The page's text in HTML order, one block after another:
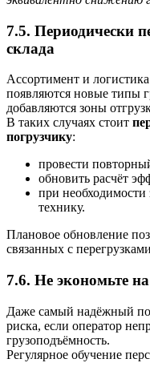
7.5. Периодически
склада
Ассортимент и
появляются новые типы
добавляются зоны
В таких случаях стоит
погрузчику:
провести
обновить расчёт
при необходимости
технику.
Плановое обновление
связанных с
7.6. Не экономьте
Даже самый надёжный
риска, если оператор
грузоподъёмность.
Регулярное обучение